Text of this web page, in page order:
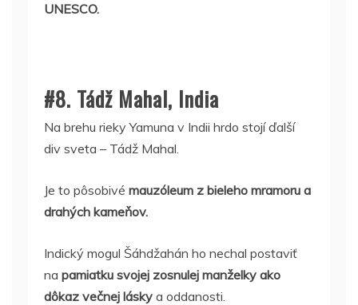
UNESCO.
#8. Tádž Mahal, India
Na brehu rieky Yamuna v Indii hrdo stojí ďalší
div sveta – Tádž Mahal.
Je to pôsobivé mauzóleum z bieleho mramoru a
drahých kameňov.
Indický mogul Šáhdžahán ho nechal postaviť
na pamiatku svojej zosnulej manželky ako
dôkaz večnej lásky a oddanosti.